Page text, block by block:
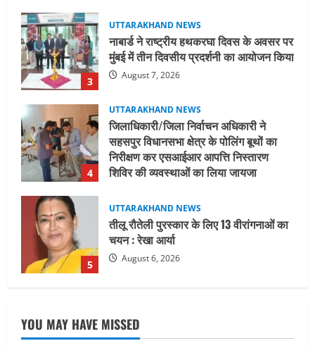
3
UTTARAKHAND NEWS
नाबार्ड ने राष्ट्रीय हथकरघा दिवस के अवसर पर
मुंबई में तीन दिवसीय प्रदर्शनी का आयोजन किया
August 7, 2026
4
UTTARAKHAND NEWS
जिलाधिकारी/जिला निर्वाचन अधिकारी ने
सहसपुर विधानसभा क्षेत्र के पोलिंग बूथों का
निरीक्षण कर एसआईआर आपत्ति निस्तारण
शिविर की व्यवस्थाओं का लिया जायजा
5
UTTARAKHAND NEWS
तीलू रौतेली पुरस्कार के लिए 13 वीरांगनाओं का
चयन : रेखा आर्या
August 6, 2026
15 अगस्त तक ई-केवाईसी नहीं कराई तो गैस
आपूर्ति पर पड़ सकता है असर
YOU MAY HAVE MISSED